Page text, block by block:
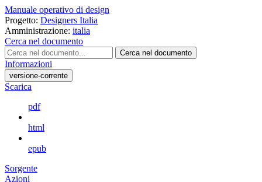
Manuale operativo di design
Progetto: Designers Italia
Amministrazione: italia
Cerca nel documento
Cerca nel documento
Informazioni
versione-corrente
Scarica
pdf
html
epub
Sorgente
Azioni